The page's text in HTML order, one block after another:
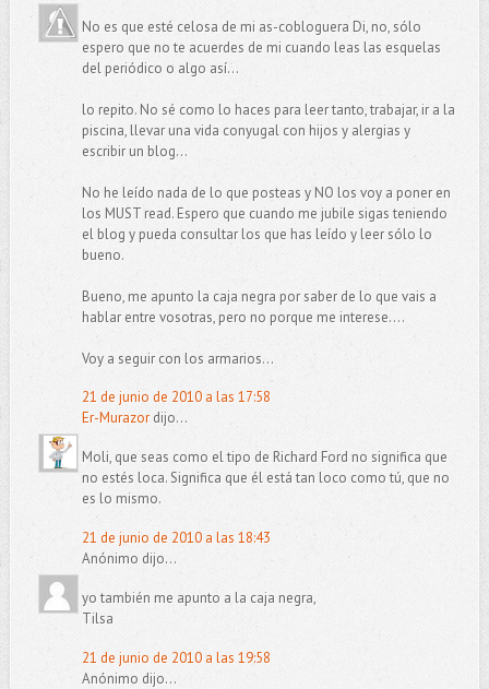
No es que esté celosa de mi as-cobloguera Di, no, sólo
espero que no te acuerdes de mi cuando leas las esquelas
del periódico o algo así...
lo repito. No sé como lo haces para leer tanto, trabajar, ir a la
piscina, llevar una vida conyugal con hijos y alergias y
escribir un blog...
No he leído nada de lo que posteas y NO los voy a poner en
los MUST read. Espero que cuando me jubile sigas teniendo
el blog y pueda consultar los que has leído y leer sólo lo
bueno.
Bueno, me apunto la caja negra por saber de lo que vais a
hablar entre vosotras, pero no porque me interese....
Voy a seguir con los armarios...
21 de junio de 2010 a las 17:58
Er-Murazordijo...
Moli, que seas como el tipo de Richard Ford no significa que
no estés loca. Significa que él está tan loco como tú, que no
es lo mismo.
21 de junio de 2010 a las 18:43
Anónimo dijo...
yo también me apunto a la caja negra,
Tilsa
21 de junio de 2010 a las 19:58
Anónimo dijo...